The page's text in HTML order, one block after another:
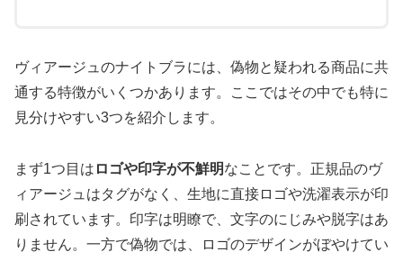
ヴィアージュのナイトブラには、偽物と疑われる商品に共
通する特徴がいくつかあります。ここではその中でも特に
見分けやすい3つを紹介します。
まず1つ目は ロゴや印字が不鮮明なことです。正規品のヴ
ィアージュはタグがなく、生地に直接ロゴや洗濯表示が印
刷されています。印字は明瞭で、文字のにじみや脱字はあ
りません。一方で偽物では、ロゴのデザインがぼやけてい